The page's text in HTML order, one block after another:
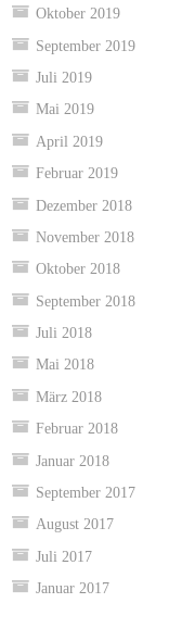
Oktober 2019
September 2019
Juli 2019
Mai 2019
April 2019
Februar 2019
Dezember 2018
November 2018
Oktober 2018
September 2018
Juli 2018
Mai 2018
März 2018
Februar 2018
Januar 2018
September 2017
August 2017
Juli 2017
Januar 2017